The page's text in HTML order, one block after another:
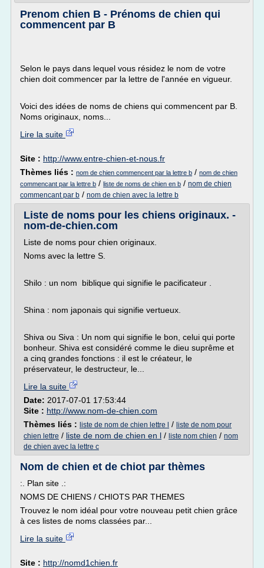
Prenom chien B - Prénoms de chien qui
commencent par B
Selon le pays dans lequel vous résidez le nom de votre
chien doit commencer par la lettre de l'année en vigueur.
Voici des idées de noms de chiens qui commencent par B.
Noms originaux, noms...
Lire la suite
Site : http://www.entre-chien-et-nous.fr
Thèmes liés : nom de chien commencent par la lettre b / nom de chien
commencant par la lettre b / liste de noms de chien en b / nom de chien
commencant par b / nom de chien avec la lettre b
Liste de noms pour les chiens originaux. -
nom-de-chien.com
Liste de noms pour chien originaux.
Noms avec la lettre S.
Shilo : un nom biblique qui signifie le pacificateur .
Shina : nom japonais qui signifie vertueux.
Shiva ou Siva : Un nom qui signifie le bon, celui qui porte
bonheur. Shiva est considéré comme le dieu suprême et
a cinq grandes fonctions : il est le créateur, le
préservateur, le destructeur, le...
Lire la suite
Date: 2017-07-01 17:53:44
Site : http://www.nom-de-chien.com
Thèmes liés : liste de nom de chien lettre l / liste de nom pour
chien lettre / liste de nom de chien en l / liste nom chien / nom
de chien avec la lettre c
Nom de chien et de chiot par thèmes
:. Plan site .:
NOMS DE CHIENS / CHIOTS PAR THEMES
Trouvez le nom idéal pour votre nouveau petit chien grâce
à ces listes de noms classées par...
Lire la suite
Site : http://nomd1chien.fr